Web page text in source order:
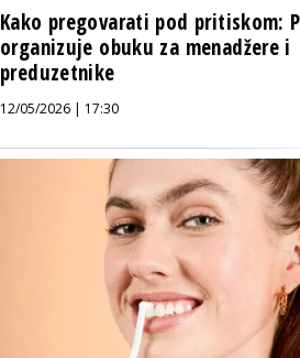
Kako pregovarati pod pritiskom:
organizuje obuku za menadžere i
preduzetnike
12/05/2026 | 17:30